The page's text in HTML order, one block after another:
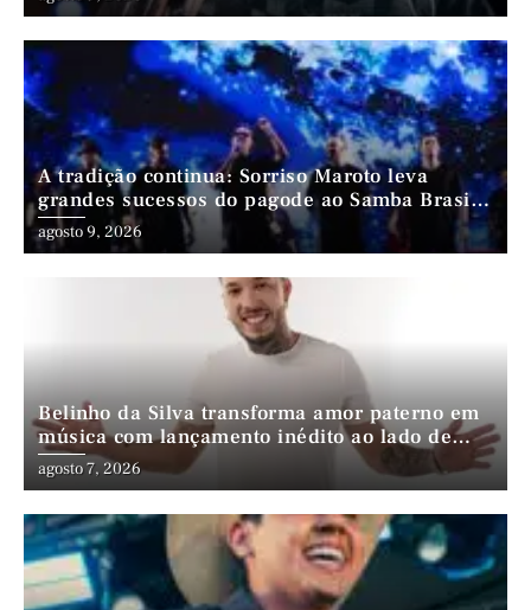
A tradição continua: Sorriso Maroto leva
grandes sucessos do pagode ao Samba Brasil
20 Anos
agosto 9, 2026
Belinho da Silva transforma amor paterno em
música com lançamento inédito ao lado de
André da Mata e Mateus Farias
agosto 7, 2026